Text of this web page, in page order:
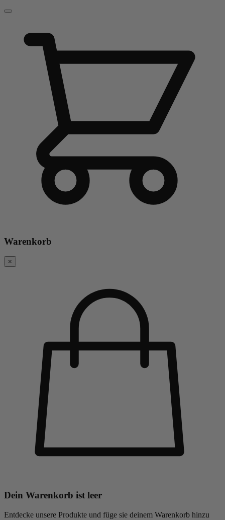
Warenkorb
×
Dein Warenkorb ist leer
Entdecke unsere Produkte und füge sie deinem Warenkorb hinzu